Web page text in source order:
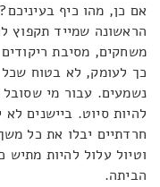
אם כן, מהו כיף
הראשונה שמייד תקפוץ
משחקים, מסיבת
כך לעומק, לא בטוח
נשמעים. עבור מי
להיות סיוט. ביישנים
חרדתיים יבלו את כל
וטיול עלול להיות
הביתה.